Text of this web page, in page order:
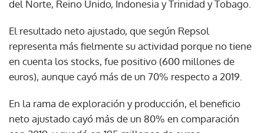
del Norte, Reino Unido, Indonesia y Trinidad y Tobago.
El resultado neto ajustado, que según Repsol
representa más fielmente su actividad porque no tiene
en cuenta los stocks, fue positivo (600 millones de
euros), aunque cayó más de un 70% respecto a 2019.
En la rama de exploración y producción, el beneficio
neto ajustado cayó más de un 80% en comparación